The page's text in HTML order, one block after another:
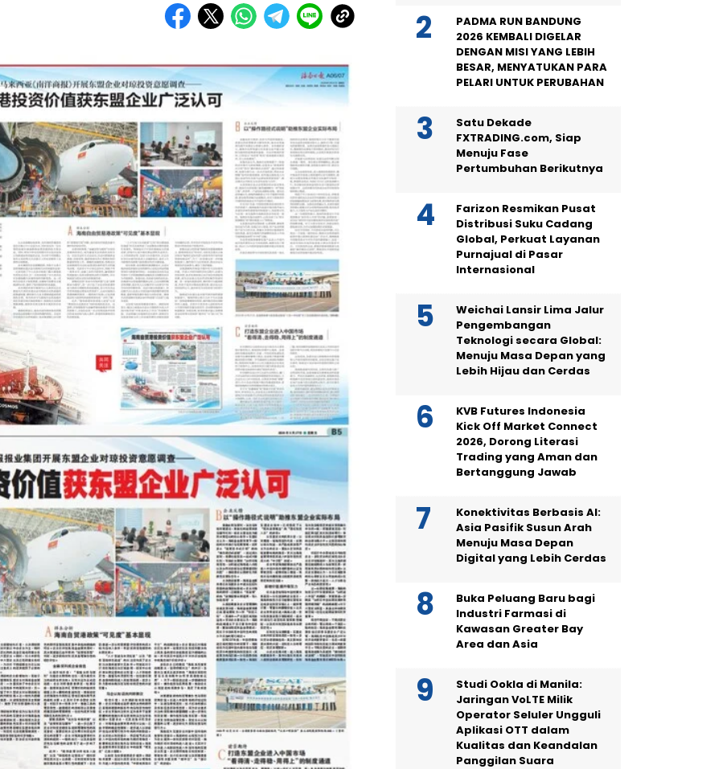
PADMA RUN BANDUNG
2026 KEMBALI DIGELAR
DENGAN MISI YANG LEBIH
BESAR, MENYATUKAN PARA
PELARI UNTUK PERUBAHAN
Satu Dekade
FXTRADING.com, Siap
Menuju Fase
Pertumbuhan Berikutnya
Farizon Resmikan Pusat
Distribusi Suku Cadang
Global, Perkuat Layanan
Purnajual di Pasar
Internasional
Weichai Lansir Lima Jalur
Pengembangan
Teknologi secara Global:
Menuju Masa Depan yang
Lebih Hijau dan Cerdas
KVB Futures Indonesia
Kick Off Market Connect
2026, Dorong Literasi
Trading yang Aman dan
Bertanggung Jawab
Konektivitas Berbasis AI:
Asia Pasifik Susun Arah
Menuju Masa Depan
Digital yang Lebih Cerdas
Buka Peluang Baru bagi
Industri Farmasi di
Kawasan Greater Bay
Area dan Asia
Studi Ookla di Manila:
Jaringan VoLTE Milik
Operator Seluler Ungguli
Aplikasi OTT dalam
Kualitas dan Keandalan
Panggilan Suara